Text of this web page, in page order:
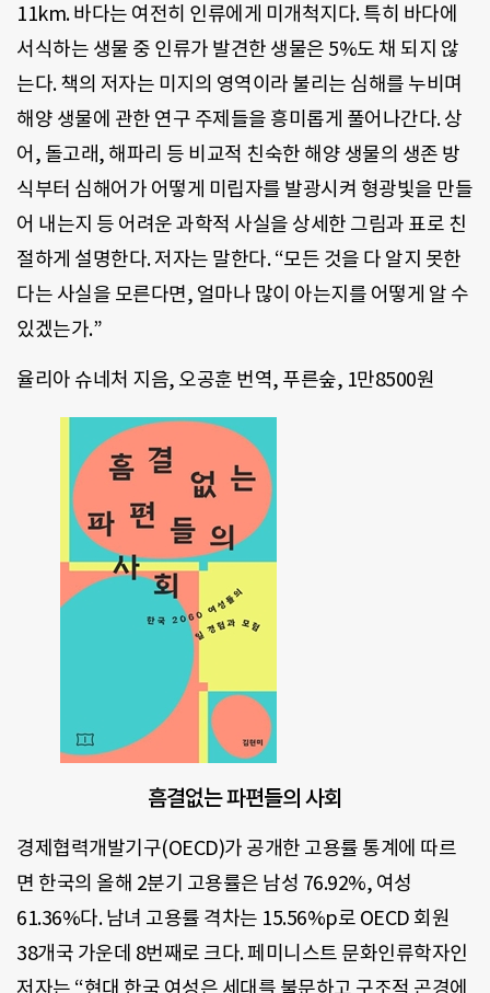
11km. 바다는 여전히 인류에게 미개척지다. 특히 바다에
서식하는 생물 중 인류가 발견한 생물은 5%도 채 되지 않
는다. 책의 저자는 미지의 영역이라 불리는 심해를 누비며
해양 생물에 관한 연구 주제들을 흥미롭게 풀어나간다. 상
어, 돌고래, 해파리 등 비교적 친숙한 해양 생물의 생존 방
식부터 심해어가 어떻게 미립자를 발광시켜 형광빛을 만들
어 내는지 등 어려운 과학적 사실을 상세한 그림과 표로 친
절하게 설명한다. 저자는 말한다. “모든 것을 다 알지 못한
다는 사실을 모른다면, 얼마나 많이 아는지를 어떻게 알 수
있겠는가.”
율리아 슈네처 지음, 오공훈 번역, 푸른숲, 1만8500원
흠결없는 파편들의 사회
경제협력개발기구(OECD)가 공개한 고용률 통계에 따르
면 한국의 올해 2분기 고용률은 남성 76.92%, 여성
61.36%다. 남녀 고용률 격차는 15.56%p로 OECD 회원
38개국 가운데 8번째로 크다. 페미니스트 문화인류학자인